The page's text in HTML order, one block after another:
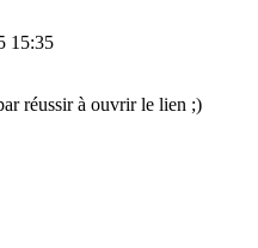
15:35
réussir à ouvrir le lien ;)